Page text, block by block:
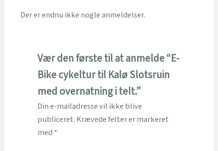
Der er endnu ikke nogle anmeldelser.
Vær den første til at anmelde “E-
Bike cykeltur til Kalø Slotsruin
med overnatning i telt.”
Din e-mailadresse vil ikke blive
publiceret. Krævede felter er markeret
med *